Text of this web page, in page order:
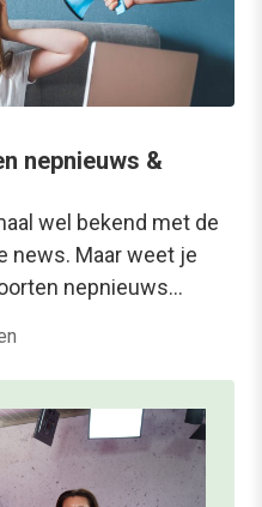
nepnieuws &
wel bekend met de
news. Maar weet je
nepnieuws…